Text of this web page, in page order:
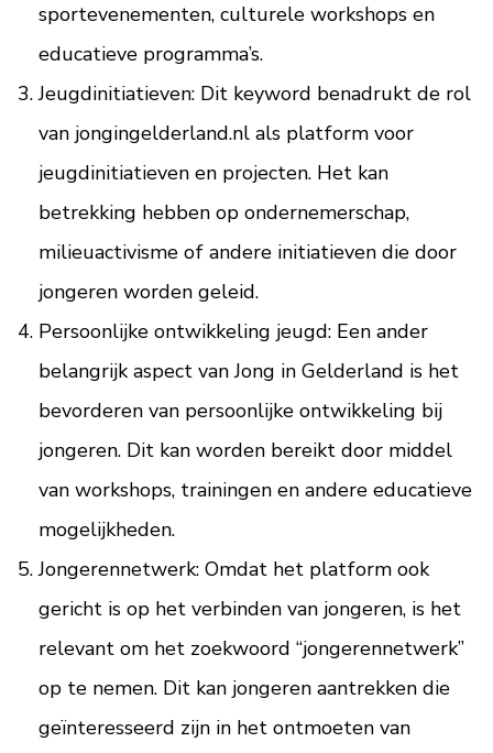
sportevenementen, culturele workshops en
educatieve programma’s.
Jeugdinitiatieven: Dit keyword benadrukt de rol
van jongingelderland.nl als platform voor
jeugdinitiatieven en projecten. Het kan
betrekking hebben op ondernemerschap,
milieuactivisme of andere initiatieven die door
jongeren worden geleid.
Persoonlijke ontwikkeling jeugd: Een ander
belangrijk aspect van Jong in Gelderland is het
bevorderen van persoonlijke ontwikkeling bij
jongeren. Dit kan worden bereikt door middel
van workshops, trainingen en andere educatieve
mogelijkheden.
Jongerennetwerk: Omdat het platform ook
gericht is op het verbinden van jongeren, is het
relevant om het zoekwoord “jongerennetwerk”
op te nemen. Dit kan jongeren aantrekken die
geïnteresseerd zijn in het ontmoeten van